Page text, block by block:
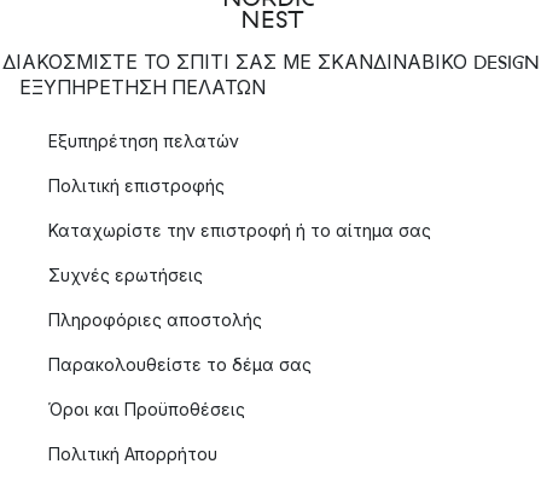
ΔΙΑΚΟΣΜΙΣΤΕ ΤΟ ΣΠΙΤΙ ΣΑΣ ΜΕ ΣΚΑΝΔΙΝΑΒΙΚΟ DESIGN
ΕΞΥΠΗΡΈΤΗΣΗ ΠΕΛΑΤΏΝ
Εξυπηρέτηση πελατών
Πολιτική επιστροφής
Καταχωρίστε την επιστροφή ή το αίτημα σας
Συχνές ερωτήσεις
Πληροφόριες αποστολής
Παρακολουθείστε το δέμα σας
Όροι και Προϋποθέσεις
Πολιτική Απορρήτου